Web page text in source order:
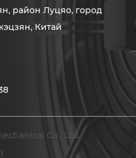
район Луцяо, город
Китай
Co., Ltd.